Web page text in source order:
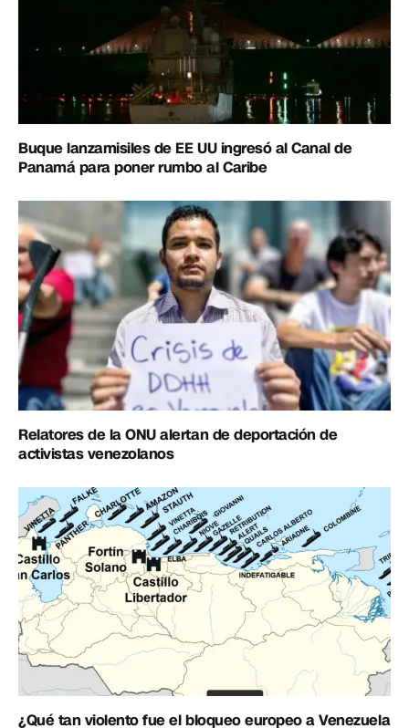
Buque lanzamisiles de EE UU ingresó al Canal de
Panamá para poner rumbo al Caribe
Relatores de la ONU alertan de deportación de
activistas venezolanos
¿Qué tan violento fue el bloqueo europeo a Venezuela